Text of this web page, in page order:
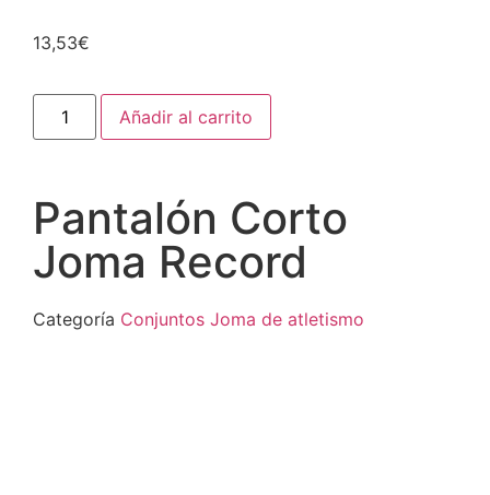
13,53€
Añadir al carrito
Pantalón Corto
Joma Record
Categoría Conjuntos Joma de atletismo